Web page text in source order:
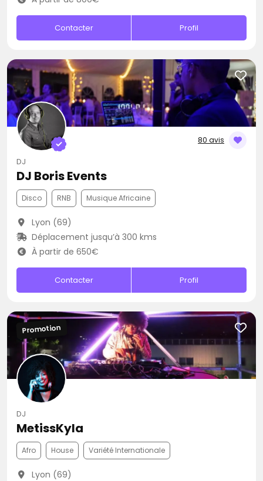
Contacter Profil
80 avis
DJ
DJ Boris Events
Disco RNB Musique Africaine
Lyon (69)
Déplacement jusqu’à 300 kms
À partir de 650€
Contacter Profil
Promotion
DJ
MetissKyla
Afro House Variété Internationale
Lyon (69)